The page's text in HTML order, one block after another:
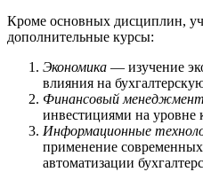
Кроме основных дисциплин,
дополнительные курсы:
Экономика — изучение
влияния на
Финансовый менеджмент
инвестициями на уровне
Информационные
применение
автоматизации